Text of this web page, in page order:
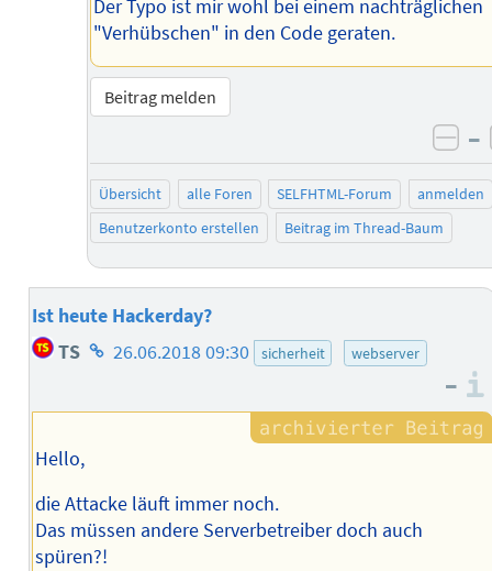
Der Typo ist mir wohl bei einem nachträglichen
"Verhübschen" in den Code geraten.
Beitrag melden
–
Übersicht alle Foren SELFHTML-Forum
anmelden
Benutzerkonto erstellen
Beitrag im Thread-Baum
Ist heute Hackerday?
TS Homepage
Autors
26.06.2018 09:30 sicherheit webserver
–
Hello,
die Attacke läuft immer noch.
Das müssen andere Serverbetreiber doch auch
spüren?!